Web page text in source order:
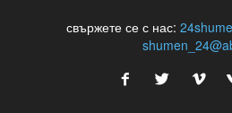
свържете се с нас: